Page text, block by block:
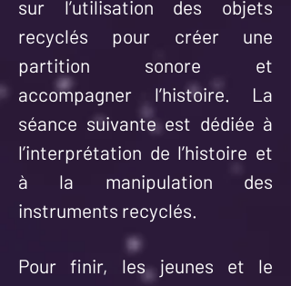
sur l’utilisation des objets
recyclés pour créer une
partition sonore et
accompagner l’histoire. La
séance suivante est dédiée à
l’interprétation de l’histoire et
à la manipulation des
instruments recyclés.
Pour finir, les jeunes et le